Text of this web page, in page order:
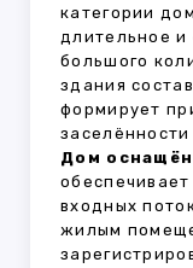
категории
длительное и
большого
здания
формирует
Дом
входных
жилым